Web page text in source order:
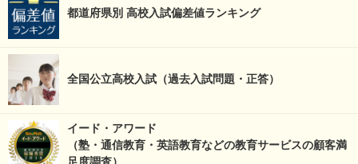
都道府県別 高校入試偏差値ランキング
全国公立高校入試（過去入試問題・正答）
イード・アワード
（塾・通信教育・英語教育などの教育サービスの顧客満